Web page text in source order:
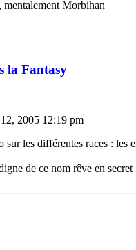
mentalement Morbihan
la Fantasy
2005 12:19 pm
les différentes races : les
de ce nom rêve en secret